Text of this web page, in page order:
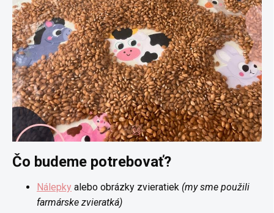
Čo budeme potrebovať?
Nálepky alebo obrázky zvieratiek (my sme použili
farmárske zvieratká)